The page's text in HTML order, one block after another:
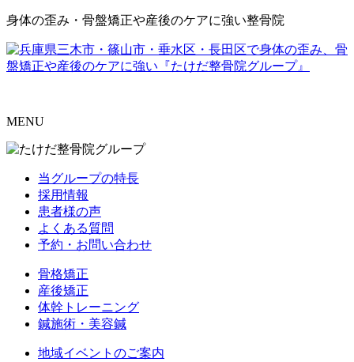
身体の歪み・骨盤矯正や産後のケアに強い整骨院
MENU
当グループの特長
採用情報
患者様の声
よくある質問
予約・お問い合わせ
骨格矯正
産後矯正
体幹トレーニング
鍼施術・美容鍼
地域イベントのご案内